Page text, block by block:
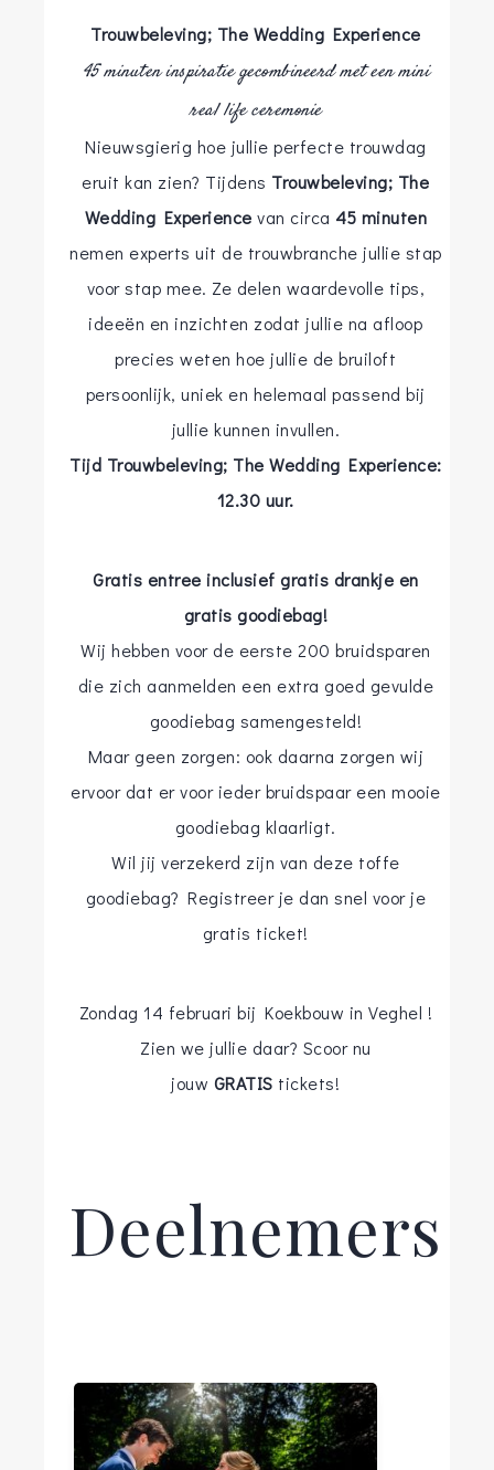
Trouwbeleving; The Wedding Experience
45 minuten inspiratie gecombineerd met een mini
real life ceremonie
Nieuwsgierig hoe jullie perfecte trouwdag
eruit kan zien? Tijdens Trouwbeleving; The
Wedding Experiencevan circa 45 minuten
nemen experts uit de trouwbranche jullie stap
voor stap mee. Ze delen waardevolle tips,
ideeën en inzichten zodat jullie na afloop
precies weten hoe jullie de bruiloft
persoonlijk, uniek en helemaal passend bij
jullie kunnen invullen.
Tijd Trouwbeleving; The Wedding Experience:
12.30 uur.
Gratis entree inclusief gratis drankje en
gratis goodiebag!
Wij hebben voor de eerste 200 bruidsparen
die zich aanmelden een extra goed gevulde
goodiebag samengesteld!
Maar geen zorgen: ook daarna zorgen wij
ervoor dat er voor ieder bruidspaar een mooie
goodiebag klaarligt.
Wil jij verzekerd zijn van deze toffe
goodiebag? Registreer je dan snel voor je
gratis ticket!
Zondag 14 februari bij Koekbouw in Veghel !
Zien we jullie daar? Scoor nu
jouw GRATIS tickets!
Deelnemers